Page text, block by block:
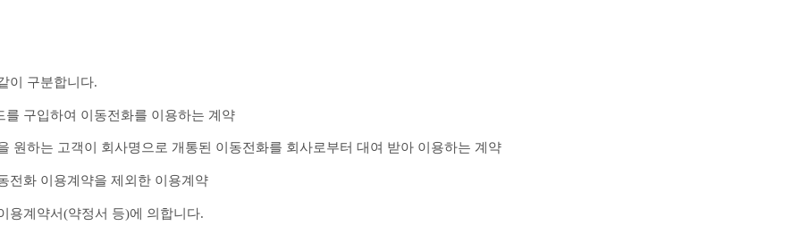
이 구분합니다.
구입하여 이동전화를 이용하는 계약
원하는 고객이 회사명으로 개통된 이동전화를 회사로부터 대여 받아 이용하는 계약
전화 이용계약을 제외한 이용계약
용계약서(약정서 등)에 의합니다.